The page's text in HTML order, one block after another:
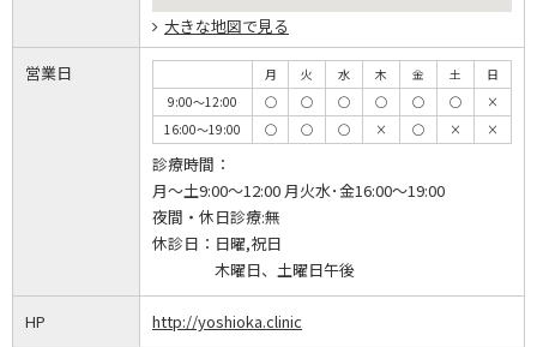
大きな地図で見る
営業日 月 火 水 木 金 土
日
9:00～12:00
◯ ◯ ◯ ◯ ◯ ◯
×
16:00～19:00
◯ ◯ ◯ × ◯ × ×
診療時間：
月～土9:00～12:00 月火水･金16:00～19:00
夜間・休日診療:無
休診日： 日曜,祝日
木曜日、土曜日午後
HP http://yoshioka.clinic